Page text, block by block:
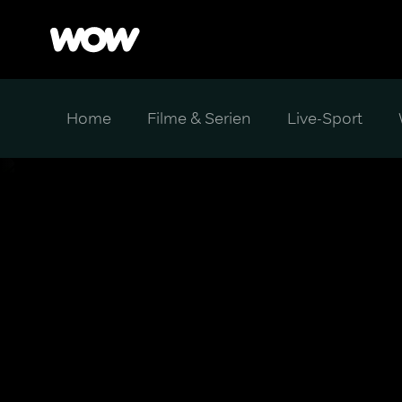
Home Filme & Serien Live-Sport